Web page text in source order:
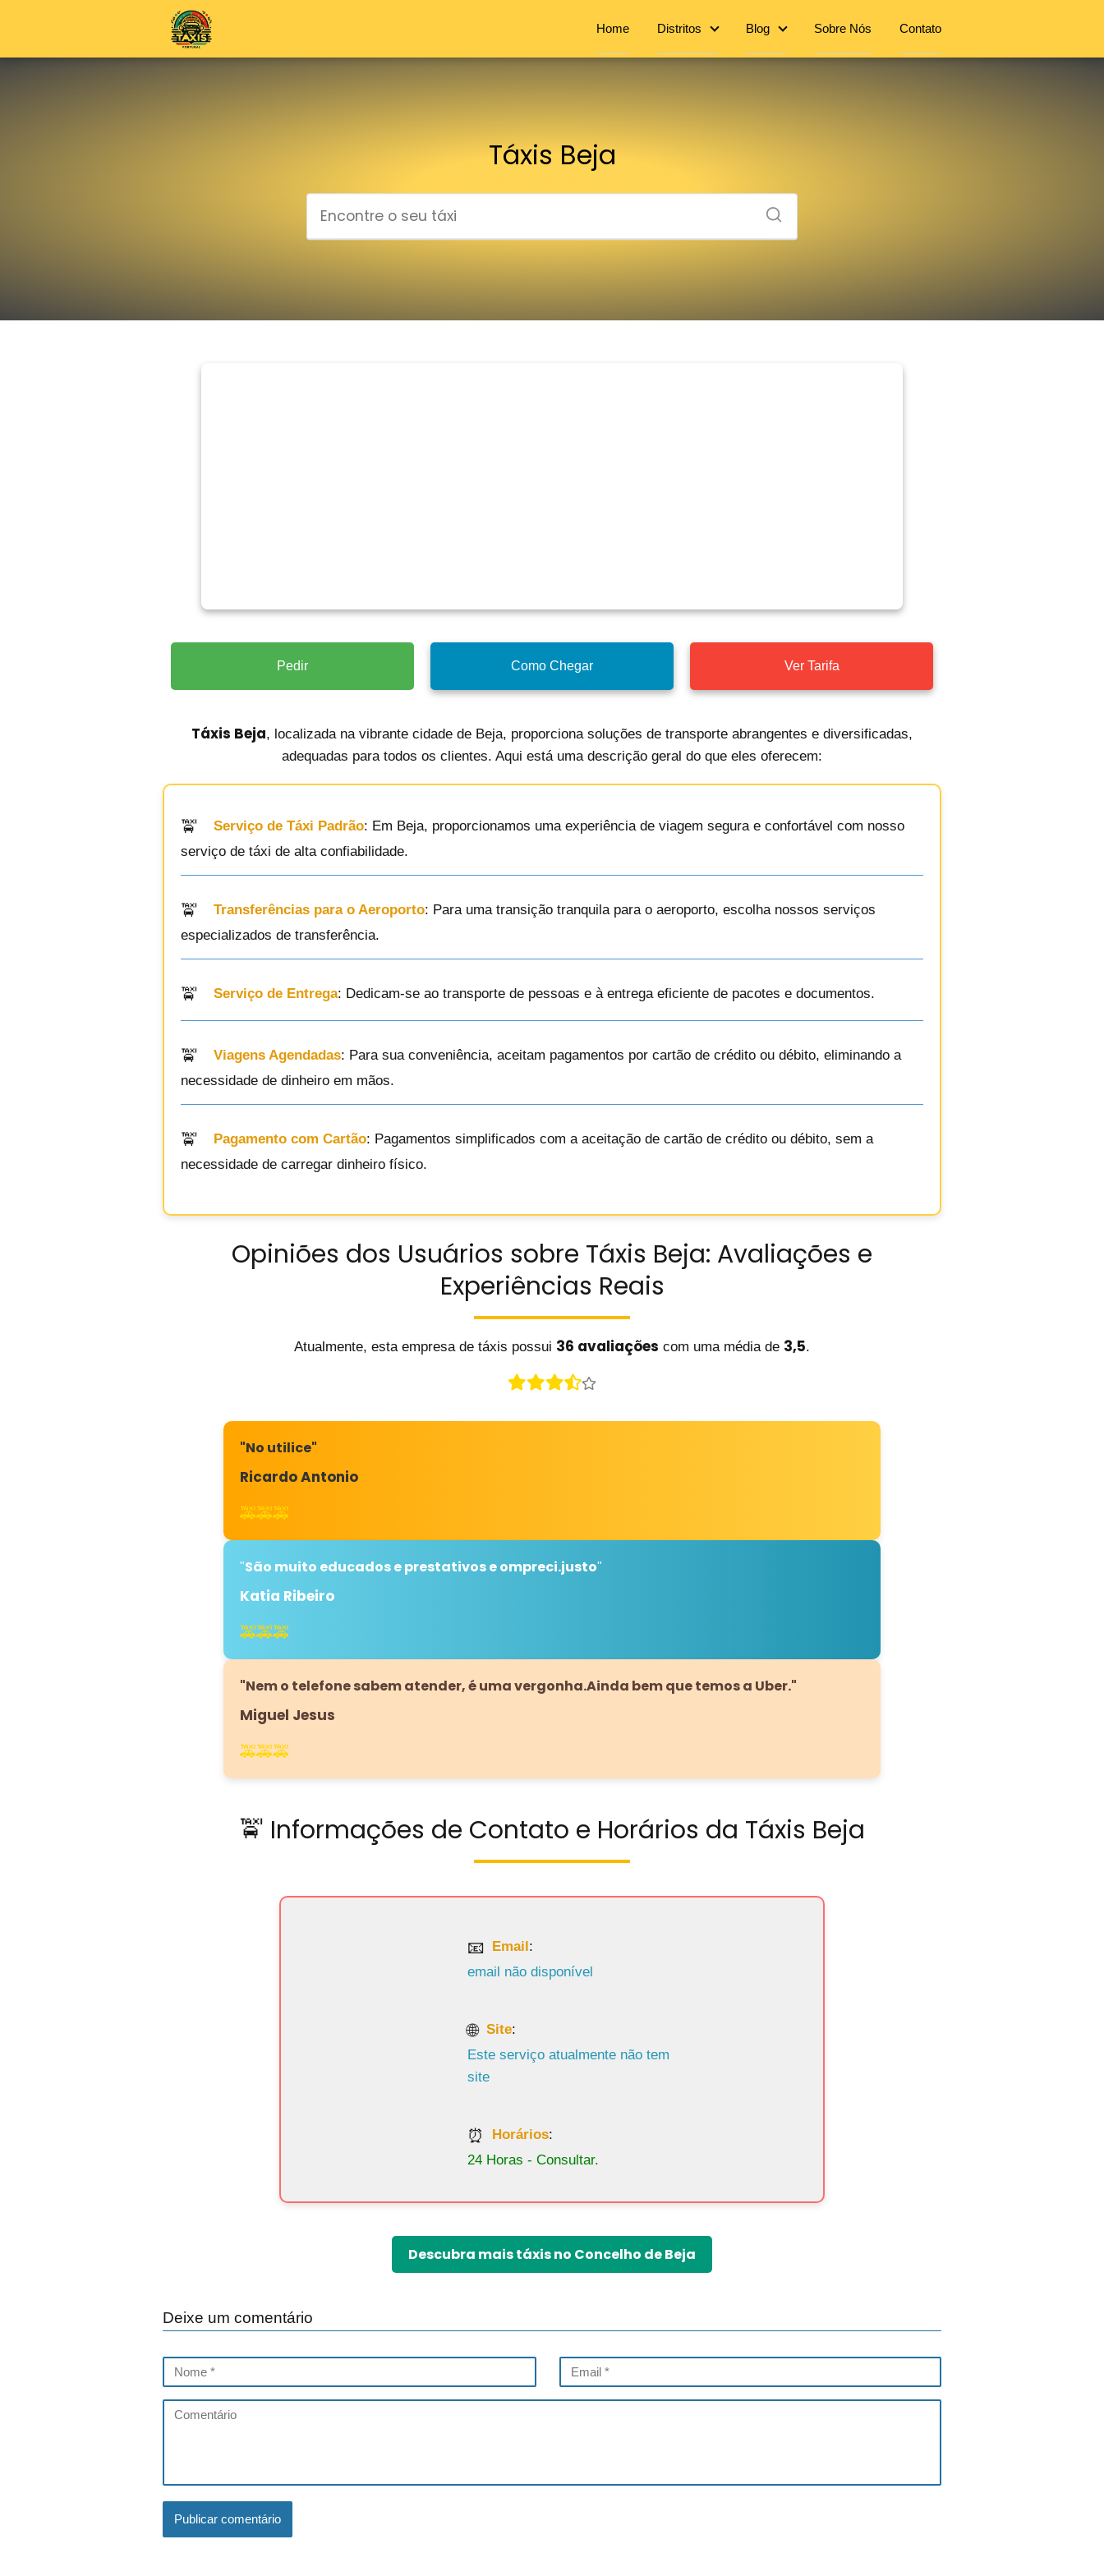
Home Distritos Blog Sobre Nós Contato
Táxis Beja
Pedir Como Chegar Ver Tarifa
Táxis Beja, localizada na vibrante cidade de Beja, proporciona soluções de transporte abrangentes e diversificadas,
adequadas para todos os clientes. Aqui está uma descrição geral do que eles oferecem:
Serviço de Táxi Padrão: Em Beja, proporcionamos uma experiência de viagem segura e confortável com nosso
serviço de táxi de alta confiabilidade.
Transferências para o Aeroporto: Para uma transição tranquila para o aeroporto, escolha nossos serviços
especializados de transferência.
Serviço de Entrega: Dedicam-se ao transporte de pessoas e à entrega eficiente de pacotes e documentos.
Viagens Agendadas: Para sua conveniência, aceitam pagamentos por cartão de crédito ou débito, eliminando a
necessidade de dinheiro em mãos.
Pagamento com Cartão: Pagamentos simplificados com a aceitação de cartão de crédito ou débito, sem a
necessidade de carregar dinheiro físico.
Opiniões dos Usuários sobre Táxis Beja: Avaliações e
Experiências Reais
Atualmente, esta empresa de táxis possui 36 avaliações com uma média de 3,5.
"No utilice"
Ricardo Antonio
🚕🚕🚕
"São muito educados e prestativos e ompreci.justo"
Katia Ribeiro
🚕🚕🚕
"Nem o telefone sabem atender, é uma vergonha.Ainda bem que temos a Uber."
Miguel Jesus
🚕🚕🚕
🚖 Informações de Contato e Horários da Táxis Beja
Email :
email não disponível
Site:
Este serviço atualmente não tem
site
Horários:
24 Horas - Consultar.
Descubra mais táxis no Concelho de Beja
Deixe um comentário